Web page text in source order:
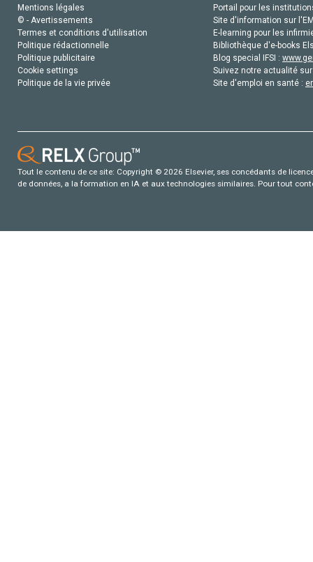
Mentions légales
© - Avertissements
Termes et conditions d'utilisation
Politique rédactionnelle
Politique publicitaire
Cookie settings
Politique de la vie privée
Portail pour les
Site d'information sur
E-learning pour les
Bibliothèque d'e-books
Blog special IFSI :
Suivez notre actualité
Site d'emploi en santé :
Tout le contenu de ce site: Copyright © 2026 Elsevier, ses concédants de
de données, a la formation en IA et aux technologies similaires. Pour tout